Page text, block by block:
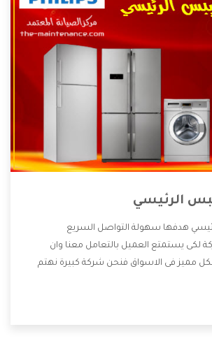
الرئيسي
هدفها سهولة التواصل السريع
لكى يستمتع العميل بالتعامل معنا وان
مميز فى الاسواق فنحن شركة كبيرة نهتم
منها خدمة الصيانة التى تكون من أهم